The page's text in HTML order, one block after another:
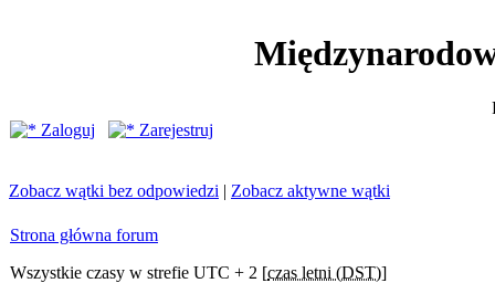
Zaloguj
Zarejestruj
Zobacz wątki bez odpowiedzi | Zobacz aktywne wątki
Strona główna forum
Wszystkie czasy w strefie UTC + 2 [czas letni (DST)]